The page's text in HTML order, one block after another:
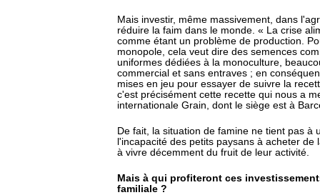
Mais investir, même massivement, dans
réduire la faim dans le monde. « La crise
comme étant un problème de production.
monopole, cela veut dire des semences
uniformes dédiées à la monoculture,
commercial et sans entraves ; en
mises en jeu pour essayer de suivre la
c'est précisément cette recette qui nous a
internationale Grain, dont le siège est à
De fait, la situation de famine ne tient pas à
l'incapacité des petits paysans à acheter
à vivre décemment du fruit de leur activité.
Mais à qui profiteront ces
familiale ?